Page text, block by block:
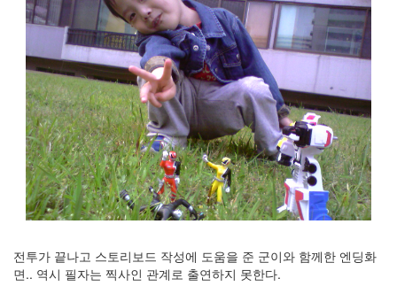
전투가 끝나고 스토리보드 작성에 도움을 준 군이와 함께한 엔딩화
면.. 역시 필자는 찍사인 관계로 출연하지 못한다.